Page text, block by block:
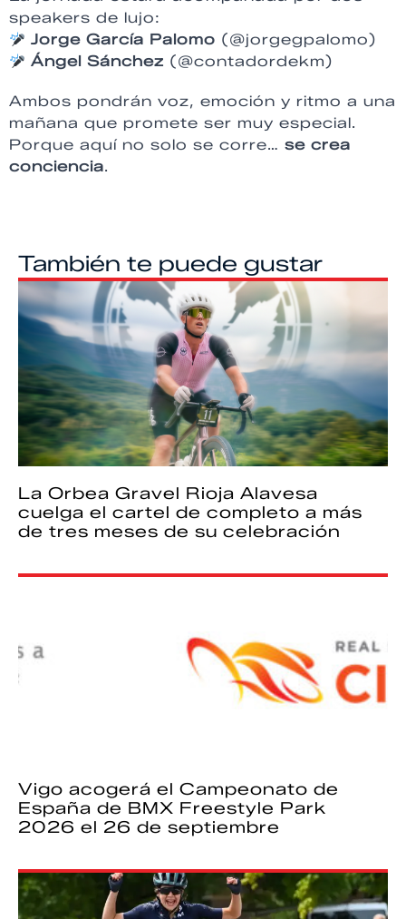
speakers de lujo:
Jorge García Palomo (@jorgegpalomo)
Ángel Sánchez (@contadordekm)
Ambos pondrán voz, emoción y ritmo a una
mañana que promete ser muy especial.
Porque aquí no solo se corre… se crea
conciencia.
También te puede gustar
La Orbea Gravel Rioja Alavesa
cuelga el cartel de completo a más
de tres meses de su celebración
Vigo acogerá el Campeonato de
España de BMX Freestyle Park
2026 el 26 de septiembre